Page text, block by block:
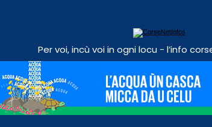
Per voi, incù voi in ogni locu - l’info